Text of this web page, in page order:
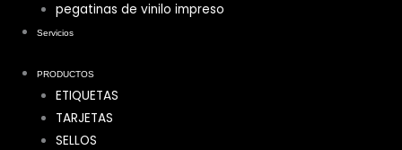
pegatinas de vinilo impreso
Servicios
PRODUCTOS
ETIQUETAS
TARJETAS
SELLOS